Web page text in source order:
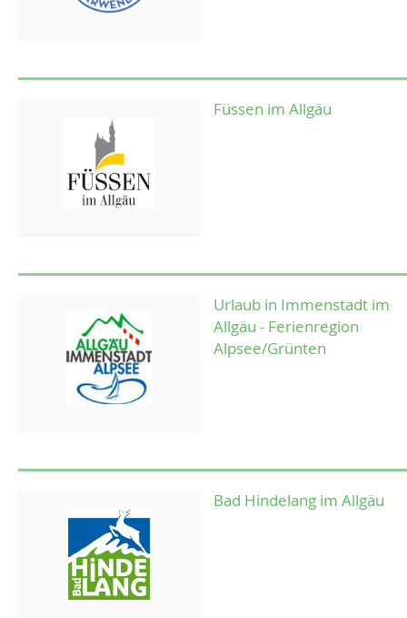
Füssen im Allgäu
Urlaub in Immenstadt im
Allgäu - Ferienregion
Alpsee/Grünten
Bad Hindelang im Allgäu